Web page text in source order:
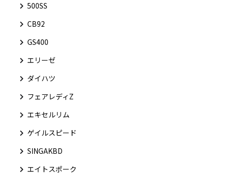
500SS
CB92
GS400
エリーゼ
ダイハツ
フェアレディZ
エキセルリム
ゲイルスピード
SINGAKBD
エイトスポーク